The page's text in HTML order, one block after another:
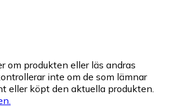
om produkten eller läs andras
inte om de som lämnar
eller köpt den aktuella produkten.